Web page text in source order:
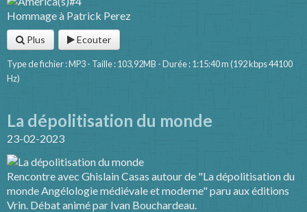
Hommage à Patrick Perez
Plus Ecouter
Type de fichier : MP3 - Taille : 103,92MB - Durée : 1:15:40 m (192 kbps 44100
Hz)
La dépolitisation du monde
23-02-2023
Rencontre avec Ghislain Casas autour de "La dépolitisation du
monde Angélologie médiévale et moderne" paru aux éditions
Vrin. Débat animé par Ivan Bouchardeau.